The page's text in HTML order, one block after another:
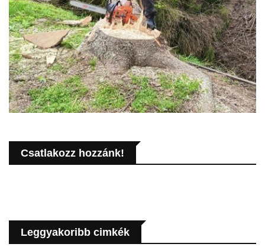
Csatlakozz hozzánk!
Leggyakoribb cimkék